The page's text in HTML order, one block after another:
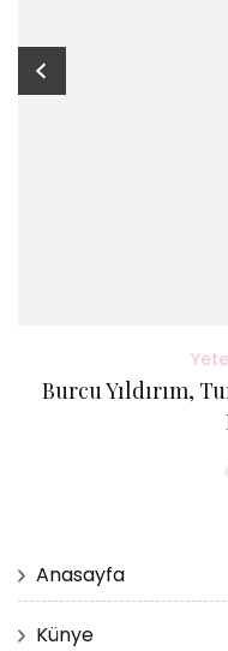
Burcu Yıldırım,
Anasayfa
Künye